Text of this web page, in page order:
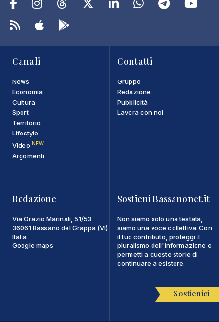
Canali
News
Economia
Cultura
Sport
Territorio
Lifestyle
Video NEW
Argomenti
Contatti
Gruppo
Redazione
Pubblicità
Lavora con noi
Redazione
Via Orazio Marinali, 51/53
36061 Bassano del Grappa (VI)
Italia
Google maps
Sostieni Bassanonet.it
Non siamo solo una testata,
siamo una voce collettiva. Con
il tuo contributo, proteggi il
pluralismo dell'informazione e
permetti a queste storie di
continuare a esistere.
Sostienici